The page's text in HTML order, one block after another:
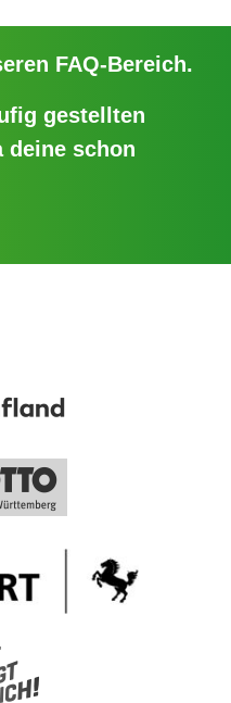
FAQ-Bereich.
gestellten
deine schon